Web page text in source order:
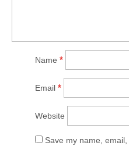
Name *
Email *
Website
Save my name email